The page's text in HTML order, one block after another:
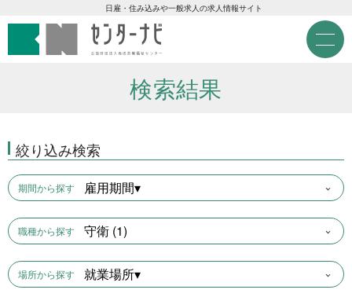
M
e
n
センターナビ 公益財団法
日雇・住み込みや一般求人の求人情報サイト
急募現金求人
急募契約求人
高齢者活躍求人
LINE応募可求人
はじめての方へ
事業主の皆様へ
検索結果
絞り込み検索
期間から探す 雇用期間▾
職種から探す 守衛 (1)
場所から探す 就業場所▾